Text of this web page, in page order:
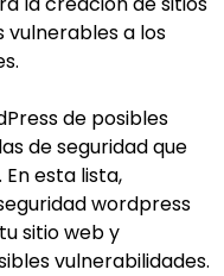
vulnerables a los
de posibles
de seguridad que
esta lista,
wordpress
sitio web y
vulnerabilidades.